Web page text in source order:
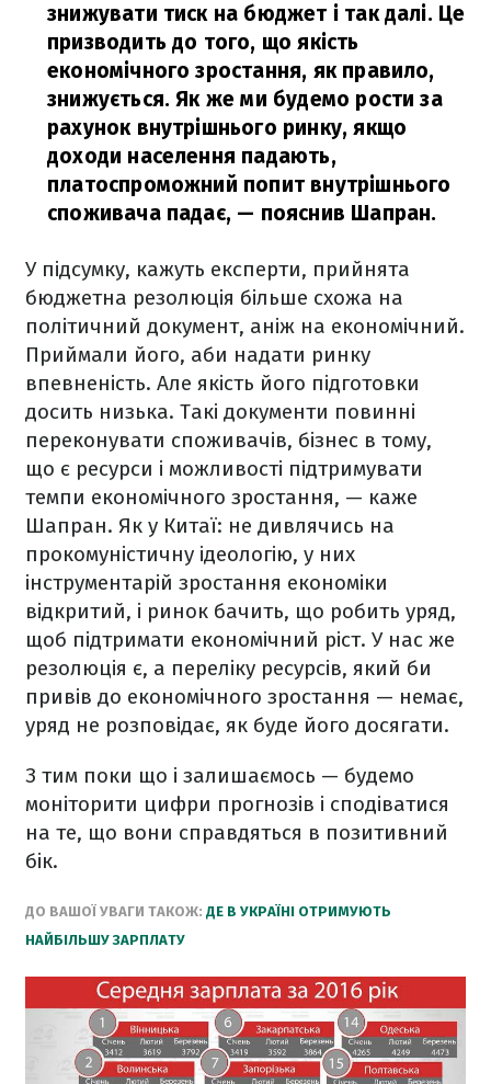
знижувати тиск на бюджет і так далі. Це
призводить до того, що якість
економічного зростання, як правило,
знижується. Як же ми будемо рости за
рахунок внутрішнього ринку, якщо
доходи населення падають,
платоспроможний попит внутрішнього
споживача падає, — пояснив Шапран.
У підсумку, кажуть експерти, прийнята
бюджетна резолюція більше схожа на
політичний документ, аніж на економічний.
Приймали його, аби надати ринку
впевненість. Але якість його підготовки
досить низька. Такі документи повинні
переконувати споживачів, бізнес в тому,
що є ресурси і можливості підтримувати
темпи економічного зростання, — каже
Шапран. Як у Китаї: не дивлячись на
прокомуністичну ідеологію, у них
інструментарій зростання економіки
відкритий, і ринок бачить, що робить уряд,
щоб підтримати економічний ріст. У нас же
резолюція є, а переліку ресурсів, який би
привів до економічного зростання — немає,
уряд не розповідає, як буде його досягати.
З тим поки що і залишаємось — будемо
моніторити цифри прогнозів і сподіватися
на те, що вони справдяться в позитивний
бік.
ДО ВАШОЇ УВАГИ ТАКОЖ: ДЕ В УКРАЇНІ ОТРИМУЮТЬ
НАЙБІЛЬШУ ЗАРПЛАТУ